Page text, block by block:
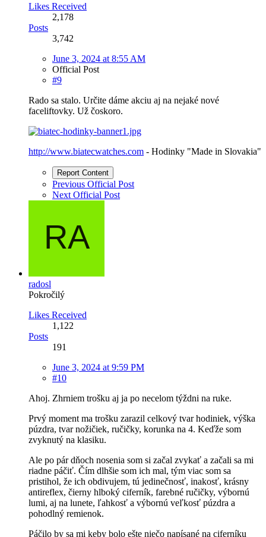
Likes Received
2,178
Posts
3,742
June 3, 2024 at 8:55 AM
Official Post
#9
Rado sa stalo. Určite dáme akciu aj na nejaké nové
faceliftovky. Už čoskoro.
http://www.biatecwatches.com - Hodinky "Made in Slovakia"
Report Content
Previous Official Post
Next Official Post
radosl
Pokročilý
Likes Received
1,122
Posts
191
June 3, 2024 at 9:59 PM
#10
Ahoj. Zhrniem trošku aj ja po necelom týždni na ruke.
Prvý moment ma trošku zarazil celkový tvar hodiniek, výška
púzdra, tvar nožičiek, ručičky, korunka na 4. Keďže som
zvyknutý na klasiku.
Ale po pár dňoch nosenia som si začal zvykať a začali sa mi
riadne páčiť. Čím dlhšie som ich mal, tým viac som sa
pristihol, že ich obdivujem, tú jedinečnosť, inakosť, krásny
antireflex, čierny hlboký ciferník, farebné ručičky, výbornú
lumi, aj na lunete, ľahkosť a výbornú veľkosť púzdra a
pohodlný remienok.
Páčilo by sa mi keby bolo ešte niečo napísané na ciferníku